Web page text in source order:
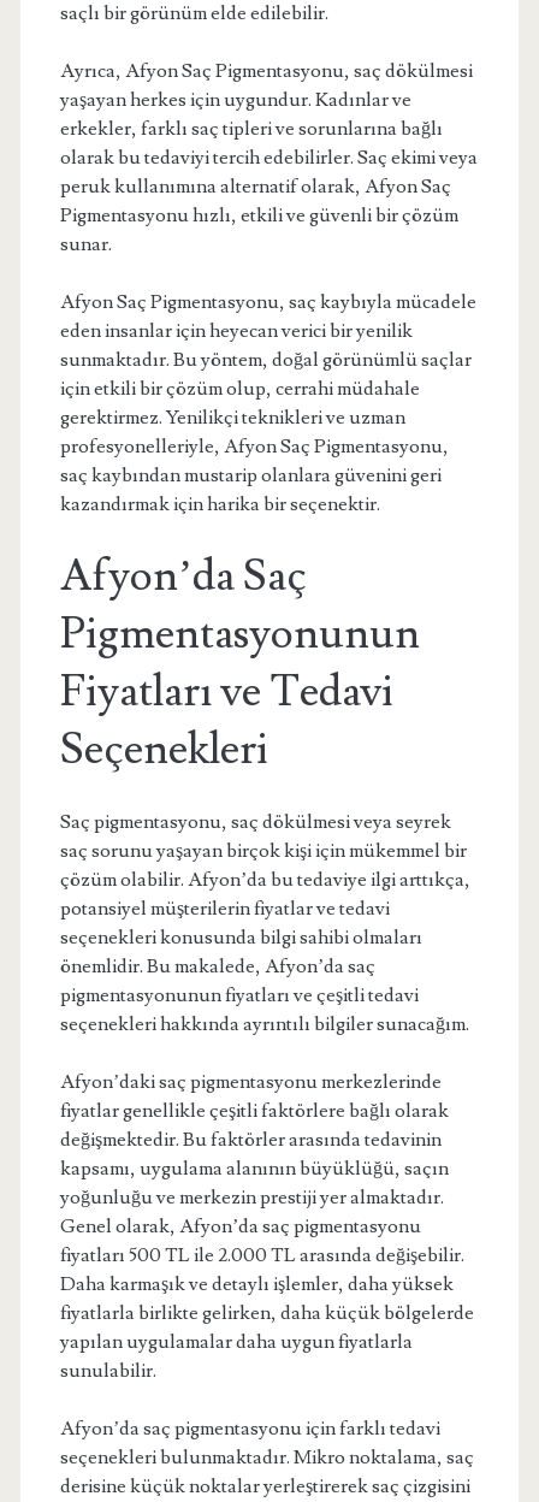
saçlı bir görünüm elde edilebilir.
Ayrıca, Afyon Saç Pigmentasyonu, saç dökülmesi
yaşayan herkes için uygundur. Kadınlar ve
erkekler, farklı saç tipleri ve sorunlarına bağlı
olarak bu tedaviyi tercih edebilirler. Saç ekimi veya
peruk kullanımına alternatif olarak, Afyon Saç
Pigmentasyonu hızlı, etkili ve güvenli bir çözüm
sunar.
Afyon Saç Pigmentasyonu, saç kaybıyla mücadele
eden insanlar için heyecan verici bir yenilik
sunmaktadır. Bu yöntem, doğal görünümlü saçlar
için etkili bir çözüm olup, cerrahi müdahale
gerektirmez. Yenilikçi teknikleri ve uzman
profesyonelleriyle, Afyon Saç Pigmentasyonu,
saç kaybından mustarip olanlara güvenini geri
kazandırmak için harika bir seçenektir.
Afyon’da Saç
Pigmentasyonunun
Fiyatları ve Tedavi
Seçenekleri
Saç pigmentasyonu, saç dökülmesi veya seyrek
saç sorunu yaşayan birçok kişi için mükemmel bir
çözüm olabilir. Afyon’da bu tedaviye ilgi arttıkça,
potansiyel müşterilerin fiyatlar ve tedavi
seçenekleri konusunda bilgi sahibi olmaları
önemlidir. Bu makalede, Afyon’da saç
pigmentasyonunun fiyatları ve çeşitli tedavi
seçenekleri hakkında ayrıntılı bilgiler sunacağım.
Afyon’daki saç pigmentasyonu merkezlerinde
fiyatlar genellikle çeşitli faktörlere bağlı olarak
değişmektedir. Bu faktörler arasında tedavinin
kapsamı, uygulama alanının büyüklüğü, saçın
yoğunluğu ve merkezin prestiji yer almaktadır.
Genel olarak, Afyon’da saç pigmentasyonu
fiyatları 500 TL ile 2.000 TL arasında değişebilir.
Daha karmaşık ve detaylı işlemler, daha yüksek
fiyatlarla birlikte gelirken, daha küçük bölgelerde
yapılan uygulamalar daha uygun fiyatlarla
sunulabilir.
Afyon’da saç pigmentasyonu için farklı tedavi
seçenekleri bulunmaktadır. Mikro noktalama, saç
derisine küçük noktalar yerleştirerek saç çizgisini